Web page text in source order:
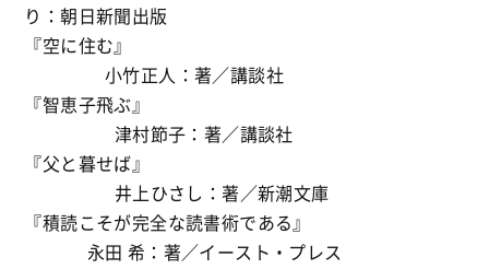
り：朝日新聞出版
『空に住む』
小竹正人：著／講談社
『智恵子飛ぶ』
津村節子：著／講談社
『父と暮せば』
井上ひさし：著／新潮文庫
『積読こそが完全な読書術である』
永田 希：著／イースト・プレス